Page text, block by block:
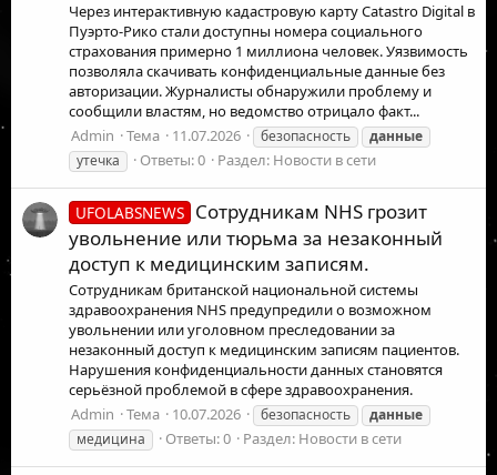
Через интерактивную кадастровую карту Catastro Digital в
Пуэрто-Рико стали доступны номера социального
страхования примерно 1 миллиона человек. Уязвимость
позволяла скачивать конфиденциальные данные без
авторизации. Журналисты обнаружили проблему и
сообщили властям, но ведомство отрицало факт...
Admin
Тема 11.07.2026 безопасность
данные
утечка
Ответы: 0 Раздел: Новости в сети
UFOLABSNEWS Сотрудникам NHS грозит
увольнение или тюрьма за незаконный
доступ к медицинским записям.
Сотрудникам британской национальной системы
здравоохранения NHS предупредили о возможном
увольнении или уголовном преследовании за
незаконный доступ к медицинским записям пациентов.
Нарушения конфиденциальности данных становятся
серьёзной проблемой в сфере здравоохранения.
Admin
Тема 10.07.2026 безопасность
данные
медицина
Ответы: 0 Раздел: Новости в сети